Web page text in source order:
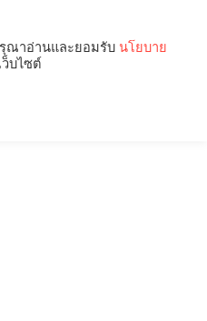
รุณาอ่านและยอมรับ นโยบาย
ว็บไซต์